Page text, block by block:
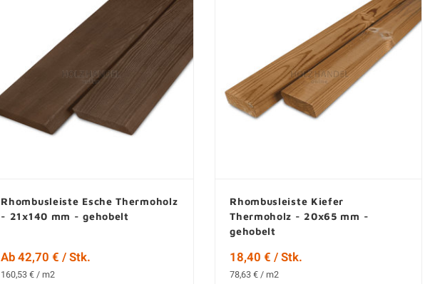
Rhombusleiste Esche Thermoholz
- 21x140 mm - gehobelt
Ab 42,70 € / Stk.
160,53 € / m2
Rhombusleiste Kiefer
Thermoholz - 20x65 mm -
gehobelt
18,40 € / Stk.
78,63 € / m2